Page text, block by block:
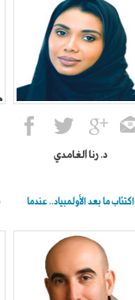
د. رنا الغامدي
اكتئاب ما بعد الأولمبياد.. عندما